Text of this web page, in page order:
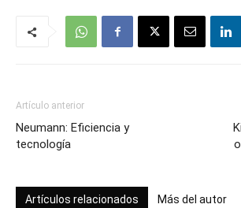
Artículo anterior
Neumann: Eficiencia y
tecnología
Artículos relacionados Más del autor